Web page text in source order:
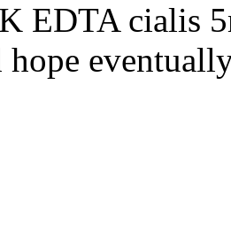
EDTA cialis
hope